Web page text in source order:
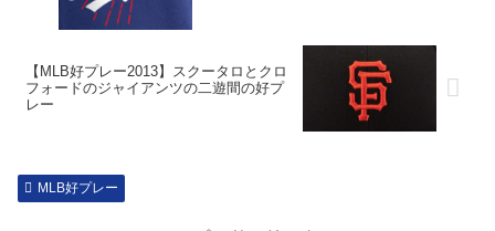
【MLB好プレー2013】スクータロとクロ
フォードのジャイアンツの二遊間の好プ
レー
MLB好プレー